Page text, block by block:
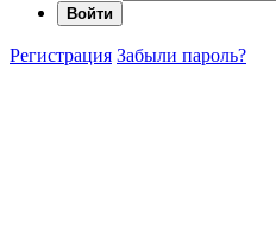
Войти
Регистрация Забыли пароль?